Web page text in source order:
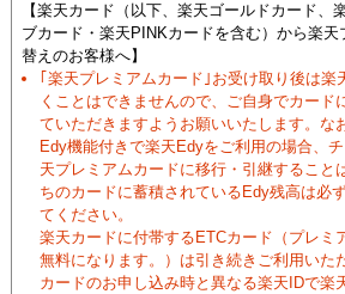
【楽天カード（以下、楽天ゴールドカード、
ブカード・楽天PINKカードを含む）から楽天
替えのお客様へ】
｢楽天プレミアムカード｣お受け取り後は楽
くことはできませんので、ご自身でカード
ていただきますようお願いいたします。な
Edy機能付きで楽天Edyをご利用の場合、
天プレミアムカードに移行・引継すること
ちのカードに蓄積されているEdy残高は必
てください。
楽天カードに付帯するETCカード（プレミ
無料になります。）は引き続きご利用いた
カードのお申し込み時と異なる楽天IDで楽